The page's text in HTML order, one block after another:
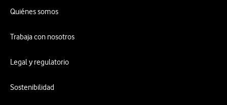
Quiénes somos
Trabaja con nosotros
Legal y regulatorio
Sostenibilidad